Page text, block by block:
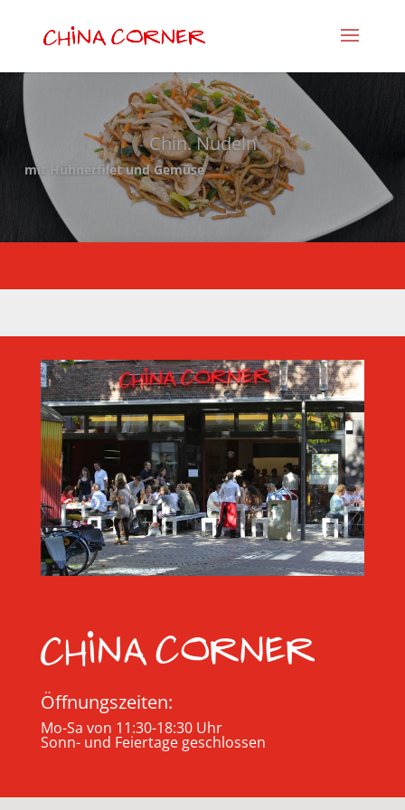
Chin. Nudeln
mit Hühnerfilet und Gemüse
Öffnungszeiten:
Mo-Sa von 11:30-18:30 Uhr
Sonn- und Feiertage geschlossen